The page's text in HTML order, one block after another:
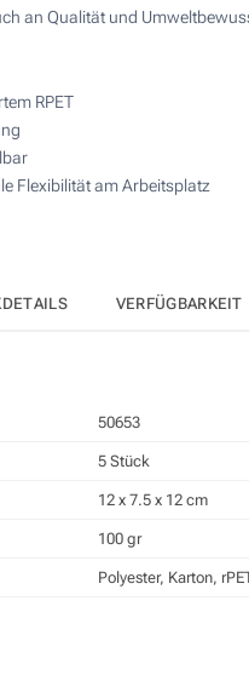
an Qualität und
RPET
Flexibilität am Arbeitsplatz
VERFÜGBARKEIT
50653
5 Stück
12 x 7.5 x 12 cm
100 gr
Polyester, Karton,